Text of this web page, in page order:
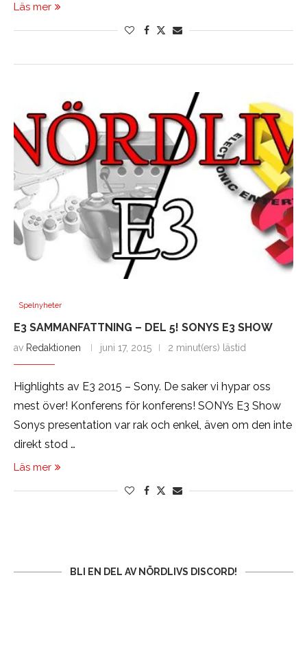
Läs mer
Spelnyheter
E3 SAMMANFATTNING – DEL 5! SONYS E3 SHOW
av Redaktionen juni 17, 2015 2 minut(ers) lästid
Highlights av E3 2015 – Sony. De saker vi hypar oss
mest över! Konferens för konferens! SONYs E3 Show
Sonys presentation var rak och enkel, även om den inte
direkt stod …
Läs mer
BLI EN DEL AV NÖRDLIVS DISCORD!